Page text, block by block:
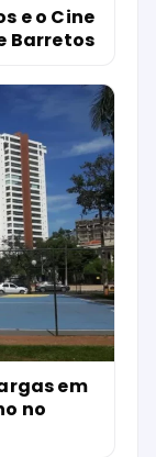
e o Cine
Barretos
em
no